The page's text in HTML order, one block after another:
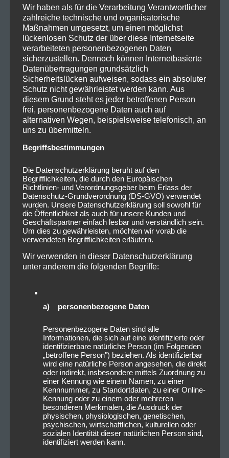
Wir haben als für die Verarbeitung Verantwortlicher
zahlreiche technische und organisatorische
Maßnahmen umgesetzt, um einen möglichst
lückenlosen Schutz der über diese Internetseite
verarbeiteten personenbezogenen Daten
sicherzustellen. Dennoch können Internetbasierte
Datenübertragungen grundsätzlich
Sicherheitslücken aufweisen, sodass ein absoluter
Schutz nicht gewährleistet werden kann. Aus
diesem Grund steht es jeder betroffenen Person
frei, personenbezogene Daten auch auf
alternativen Wegen, beispielsweise telefonisch, an
uns zu übermitteln.
Begriffsbestimmungen
Die Datenschutzerklärung beruht auf den
Begrifflichkeiten, die durch den Europäischen
Richtlinien- und Verordnungsgeber beim Erlass der
Datenschutz-Grundverordnung (DS-GVO) verwendet
wurden. Unsere Datenschutzerklärung soll sowohl für
die Öffentlichkeit als auch für unsere Kunden und
Geschäftspartner einfach lesbar und verständlich sein.
Um dies zu gewährleisten, möchten wir vorab die
verwendeten Begrifflichkeiten erläutern.
Wir verwenden in dieser Datenschutzerklärung
unter anderem die folgenden Begriffe:
a) personenbezogene Daten
Personenbezogene Daten sind alle
Informationen, die sich auf eine identifizierte oder
identifizierbare natürliche Person (im Folgenden
„betroffene Person") beziehen. Als identifizierbar
wird eine natürliche Person angesehen, die direkt
oder indirekt, insbesondere mittels Zuordnung zu
einer Kennung wie einem Namen, zu einer
Kennnummer, zu Standortdaten, zu einer Online-
Kennung oder zu einem oder mehreren
besonderen Merkmalen, die Ausdruck der
physischen, physiologischen, genetischen,
psychischen, wirtschaftlichen, kulturellen oder
sozialen Identität dieser natürlichen Person sind,
identifiziert werden kann.